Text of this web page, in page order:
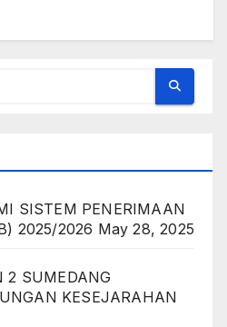
SISTEM PENERIMAAN
2025/2026 May 28, 2025
2 SUMEDANG
KESEJARAHAN